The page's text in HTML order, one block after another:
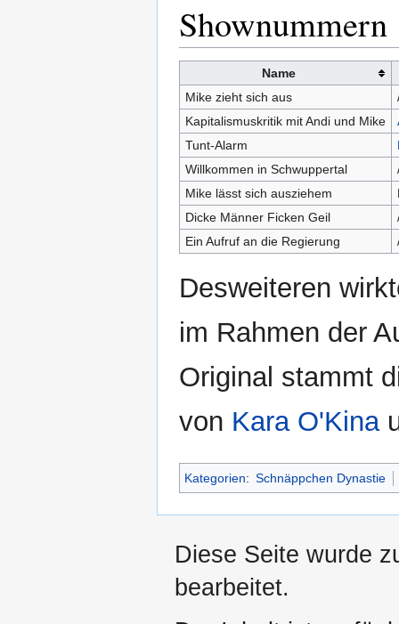
Shownummern
Name
Mike zieht sich aus
Kapitalismuskritik mit Andi und Mike
Tunt-Alarm
Willkommen in Schwuppertal
Mike lässt sich ausziehem
Dicke Männer Ficken Geil
Ein Aufruf an die Regierung
Desweiteren
im Rahmen der
Original stammt
von Kara O'Kina
Kategorien: Schnäppchen Dynastie
Diese Seite wurde
bearbeitet.